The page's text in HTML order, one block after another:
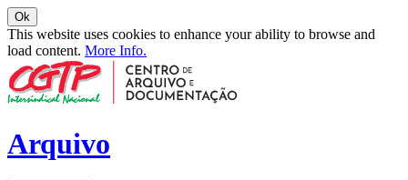
Ok
This website uses cookies to enhance your ability to browse and
load content. More Info.
Arquivo